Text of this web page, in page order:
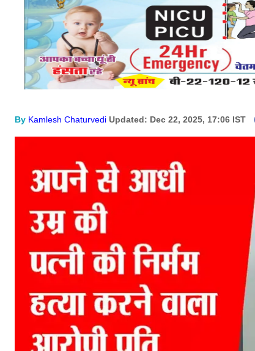
By Kamlesh Chaturvedi Updated: Dec 22, 2025, 17:06 IST